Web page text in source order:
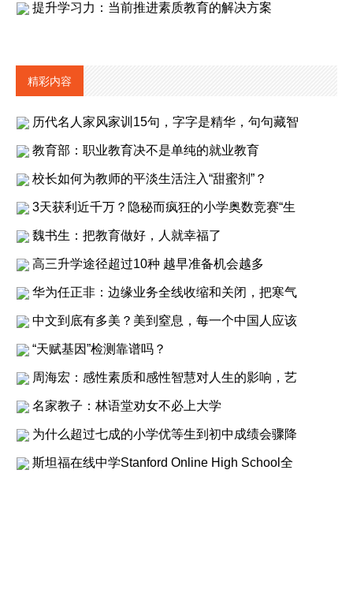
提升学习力：当前推进素质教育的解决方案
精彩内容
历代名人家风家训15句，字字是精华，句句藏智
教育部：职业教育决不是单纯的就业教育
校长如何为教师的平淡生活注入“甜蜜剂”？
3天获利近千万？隐秘而疯狂的小学奥数竞赛“生
魏书生：把教育做好，人就幸福了
高三升学途径超过10种 越早准备机会越多
华为任正非：边缘业务全线收缩和关闭，把寒气
中文到底有多美？美到窒息，每一个中国人应该
“天赋基因”检测靠谱吗？
周海宏：感性素质和感性智慧对人生的影响，艺
名家教子：林语堂劝女不必上大学
为什么超过七成的小学优等生到初中成绩会骤降
斯坦福在线中学Stanford Online High School全